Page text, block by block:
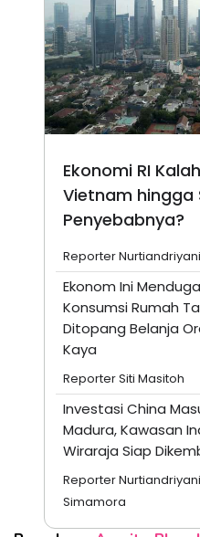
Ekonomi RI
Vietnam hingga
Penyebabnya?
Reporter
Ekonom Ini Menduga
Konsumsi Rumah
Ditopang Belanja
Kaya
Reporter Siti Masitoh
Investasi China
Madura, Kawasan
Wiraraja Siap
Reporter Nurtiandriyani
Simamora